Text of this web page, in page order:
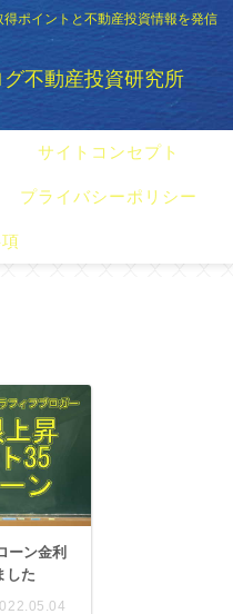
ポイントと不動産投資情報を発信
不動産投資研究所
サイトコンセプト
プライバシーポリシー
ーン金利
した